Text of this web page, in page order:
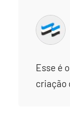
Esse é
criação